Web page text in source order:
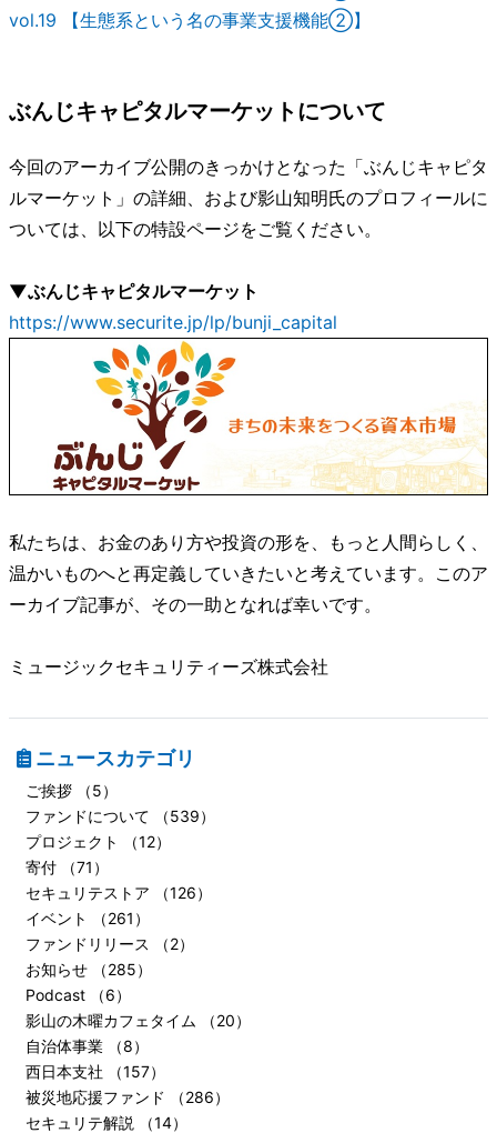
vol.19 【生態系という名の事業支援機能②】
ぶんじキャピタルマーケットについて
今回のアーカイブ公開のきっかけとなった「ぶんじキャピタ
ルマーケット」の詳細、および影山知明氏のプロフィールに
ついては、以下の特設ページをご覧ください。
▼ぶんじキャピタルマーケット
https://www.securite.jp/lp/bunji_capital
私たちは、お金のあり方や投資の形を、もっと人間らしく、
温かいものへと再定義していきたいと考えています。このア
ーカイブ記事が、その一助となれば幸いです。
ミュージックセキュリティーズ株式会社
ニュースカテゴリ
ご挨拶 （5）
ファンドについて （539）
プロジェクト （12）
寄付 （71）
セキュリテストア （126）
イベント （261）
ファンドリリース （2）
お知らせ （285）
Podcast （6）
影山の木曜カフェタイム （20）
自治体事業 （8）
西日本支社 （157）
被災地応援ファンド （286）
セキュリテ解説 （14）